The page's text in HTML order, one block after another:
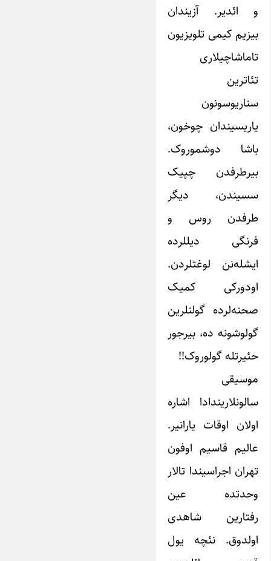
و ائدیر. آزیندان
بیزیم کیمی تلویزیون
تاماشاچیلاری
تئاترین
سناریوسونون
یاریسیندان چوخون،
باشا دوشموروک.
بیرطرفدن چپیک
سسیندن، دیگر
طرفدن روس و
فرنگی دیللرده
ایشله‌نن لوغتلردن.
اودورکی کمیک
صحنه‌لرده گولنلرین
گولوشونه ده، بیرجور
حئیرتله گولوروک!!
موسیقی
سالونلاریندادا اشاره
اولان اوقات یارانیر.
عالیم قاسیم اوفون
تهران اجراسیندا تالار
وحدتده عین
رفتارین شاهدی
اولدوق. نئچه یول